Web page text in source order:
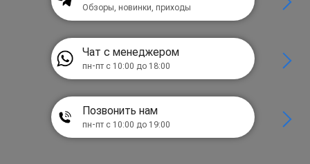
Обзоры, новинки, приходы
Чат с менеджером
пн-пт с 10:00 до 18:00
Позвонить нам
пн-пт с 10:00 до 19:00